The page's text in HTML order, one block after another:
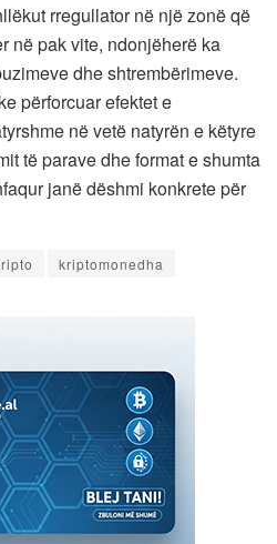
rregullator në një zonë që
në pak vite, ndonjëherë ka
dhe shtrembërimeve.
përforcuar efektet e
në vetë natyrën e këtyre
të parave dhe format e shumta
janë dëshmi konkrete për
kriptomonedha